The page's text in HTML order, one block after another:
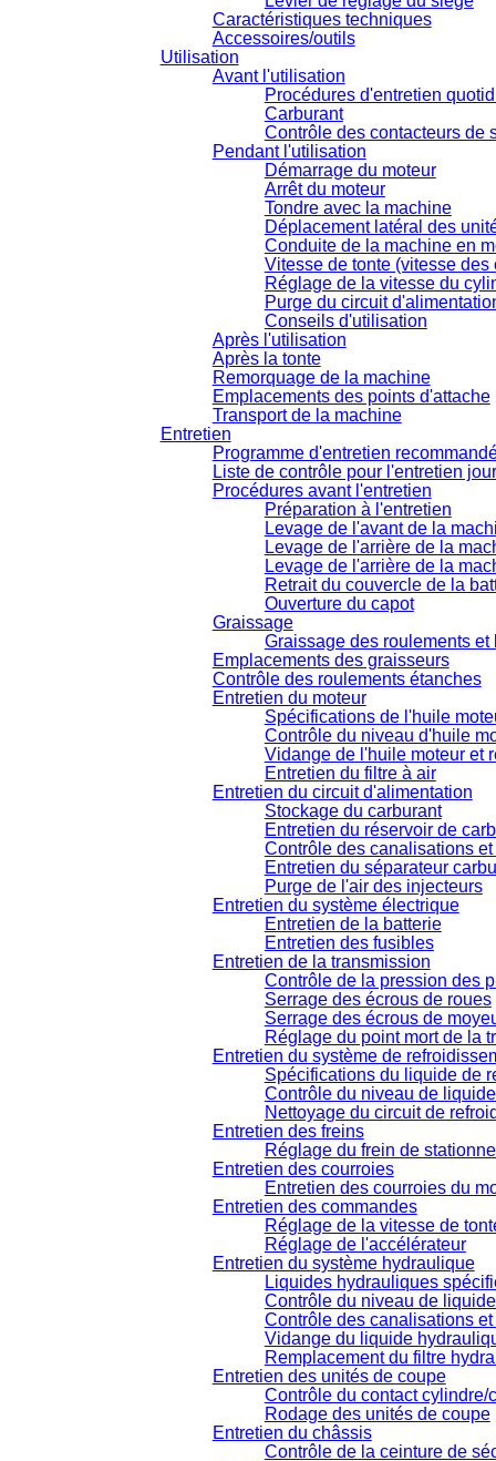
Caractéristiques techniques
Accessoires/outils
Utilisation
Avant l'utilisation
Procédures d'entretien
Carburant
Contrôle des contacteurs de
Pendant l'utilisation
Démarrage du moteur
Arrêt du moteur
Tondre avec la machine
Déplacement latéral des
Conduite de la machine en
Vitesse de tonte (vitesse des
Réglage de la vitesse du
Purge du circuit
Conseils d'utilisation
Après l'utilisation
Après la tonte
Remorquage de la machine
Emplacements des points d'attache
Transport de la machine
Entretien
Programme d'entretien
Liste de contrôle pour l'entretien
Procédures avant l'entretien
Préparation à l'entretien
Levage de l'avant de la
Levage de l'arrière de la
Levage de l'arrière de la
Retrait du couvercle de la
Ouverture du capot
Graissage
Graissage des roulements et
Emplacements des graisseurs
Contrôle des roulements étanches
Entretien du moteur
Spécifications de l'huile
Contrôle du niveau d'huile
Vidange de l'huile moteur et
Entretien du filtre à air
Entretien du circuit d'alimentation
Stockage du carburant
Entretien du réservoir de
Contrôle des canalisations
Entretien du séparateur
Purge de l'air des injecteurs
Entretien du système électrique
Entretien de la batterie
Entretien des fusibles
Entretien de la transmission
Contrôle de la pression des
Serrage des écrous de roues
Serrage des écrous de
Réglage du point mort de la
Entretien du système de
Spécifications du liquide de
Contrôle du niveau de
Nettoyage du circuit de
Entretien des freins
Réglage du frein de
Entretien des courroies
Entretien des courroies du
Entretien des commandes
Réglage de la vitesse de
Réglage de l'accélérateur
Entretien du système hydraulique
Liquides hydrauliques
Contrôle du niveau de
Contrôle des canalisations
Vidange du liquide
Remplacement du filtre
Entretien des unités de coupe
Contrôle du contact cylindre/
Rodage des unités de coupe
Entretien du châssis
Contrôle de la ceinture de